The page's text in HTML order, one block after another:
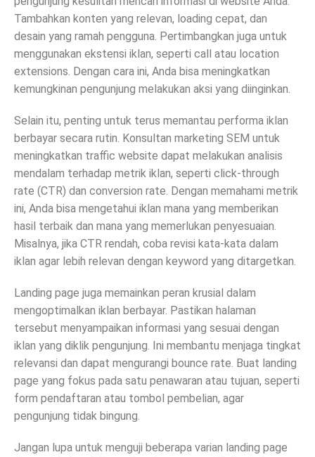
Tambahkan konten yang relevan, loading cepat, dan
desain yang ramah pengguna. Pertimbangkan juga untuk
menggunakan ekstensi iklan, seperti call atau location
extensions. Dengan cara ini, Anda bisa meningkatkan
kemungkinan pengunjung melakukan aksi yang diinginkan.
Selain itu, penting untuk terus memantau performa iklan
berbayar secara rutin. Konsultan marketing SEM untuk
meningkatkan traffic website dapat melakukan analisis
mendalam terhadap metrik iklan, seperti click-through
rate (CTR) dan conversion rate. Dengan memahami metrik
ini, Anda bisa mengetahui iklan mana yang memberikan
hasil terbaik dan mana yang memerlukan penyesuaian.
Misalnya, jika CTR rendah, coba revisi kata-kata dalam
iklan agar lebih relevan dengan keyword yang ditargetkan.
Landing page juga memainkan peran krusial dalam
mengoptimalkan iklan berbayar. Pastikan halaman
tersebut menyampaikan informasi yang sesuai dengan
iklan yang diklik pengunjung. Ini membantu menjaga tingkat
relevansi dan dapat mengurangi bounce rate. Buat landing
page yang fokus pada satu penawaran atau tujuan, seperti
form pendaftaran atau tombol pembelian, agar
pengunjung tidak bingung.
Jangan lupa untuk menguji beberapa varian landing page